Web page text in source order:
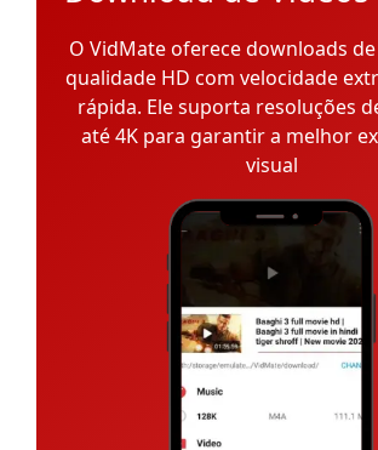
O VidMate oferece downloads
qualidade HD com velocidade
rápida. Ele suporta resoluções
até 4K para garantir a melhor
visual